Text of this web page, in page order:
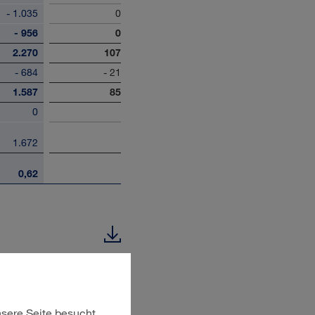
- 1.035
0
- 956
0
2.270
107
- 684
- 21
1.587
85
0
1.672
0,62
Konsolidierung